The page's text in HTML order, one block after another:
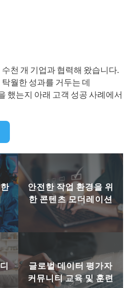
천 개 기업과 협력해 왔습니다.
월한 성과를 거두는 데
했는지 아래 고객 성공 사례에서
안전한 작업 환경을 위
한 콘텐츠 모더레이션
글로벌 데이터 평가자
커뮤니티 교육 및 훈련